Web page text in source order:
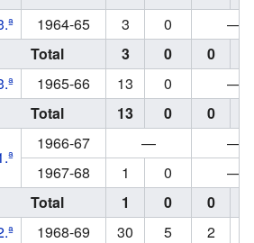
1964-65 3 0
—
Total
3 0 0
1965-66 13 0
—
Total
13 0 0
1966-67 —
—
1967-68
1 0
—
Total
1 0 0
1968-69 30 5 2